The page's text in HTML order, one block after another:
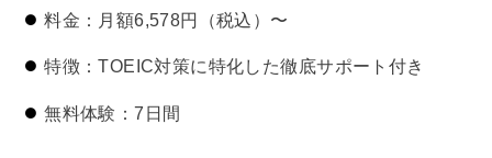
料金：月額6,578円（税込）〜
特徴：TOEIC対策に特化した徹底サポート付き
無料体験：7日間